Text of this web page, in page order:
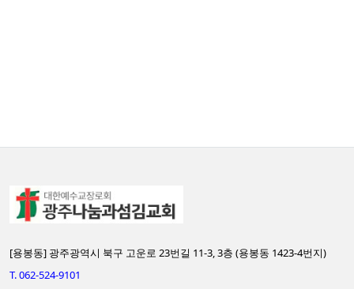
[용봉동] 광주광역시 북구 고운로 23번길 11-3, 3층 (용봉동 1423-4번지)
T. 062-524-9101